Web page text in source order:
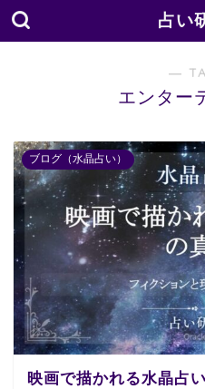
占い
―
エンター
ブログ（水晶占い）
映画で描かれる水晶占